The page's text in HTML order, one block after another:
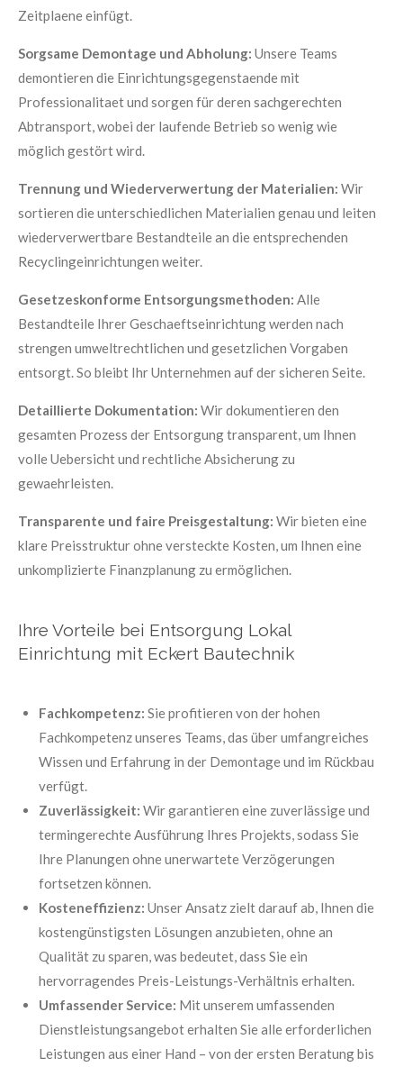
Zeitplaene einfügt.
Sorgsame Demontage und Abholung: Unsere Teams
demontieren die Einrichtungsgegenstaende mit
Professionalitaet und sorgen für deren sachgerechten
Abtransport, wobei der laufende Betrieb so wenig wie
möglich gestört wird.
Trennung und Wiederverwertung der Materialien: Wir
sortieren die unterschiedlichen Materialien genau und leiten
wiederverwertbare Bestandteile an die entsprechenden
Recyclingeinrichtungen weiter.
Gesetzeskonforme Entsorgungsmethoden: Alle
Bestandteile Ihrer Geschaeftseinrichtung werden nach
strengen umweltrechtlichen und gesetzlichen Vorgaben
entsorgt. So bleibt Ihr Unternehmen auf der sicheren Seite.
Detaillierte Dokumentation: Wir dokumentieren den
gesamten Prozess der Entsorgung transparent, um Ihnen
volle Uebersicht und rechtliche Absicherung zu
gewaehrleisten.
Transparente und faire Preisgestaltung: Wir bieten eine
klare Preisstruktur ohne versteckte Kosten, um Ihnen eine
unkomplizierte Finanzplanung zu ermöglichen.
Ihre Vorteile bei Entsorgung Lokal
Einrichtung mit Eckert Bautechnik
Fachkompetenz: Sie profitieren von der hohen
Fachkompetenz unseres Teams, das über umfangreiches
Wissen und Erfahrung in der Demontage und im Rückbau
verfügt.
Zuverlässigkeit: Wir garantieren eine zuverlässige und
termingerechte Ausführung Ihres Projekts, sodass Sie
Ihre Planungen ohne unerwartete Verzögerungen
fortsetzen können.
Kosteneffizienz: Unser Ansatz zielt darauf ab, Ihnen die
kostengünstigsten Lösungen anzubieten, ohne an
Qualität zu sparen, was bedeutet, dass Sie ein
hervorragendes Preis-Leistungs-Verhältnis erhalten.
Umfassender Service: Mit unserem umfassenden
Dienstleistungsangebot erhalten Sie alle erforderlichen
Leistungen aus einer Hand – von der ersten Beratung bis